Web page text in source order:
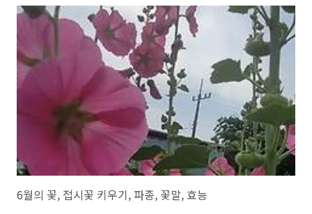
기 때문에 손톱물들이기도 가능하고 꽃은 식용으로 이용도 가능하다. 원
산지가 아프리카이긴 하지만 높은 온도를 오히려 더 못 견디는 식물이다.
한여름 강한 햇볕 아래 내놓으면 한 시간도 안 돼서 고개를 푹 숙여버린
다. 직사광선보다는 반그늘진 곳을 오히려 더 선호한다. 혹여 정원에 심
을 때는 큰 나무 아래나 건물에 그늘진 곳을 찾아 심어야 한다. 물봉선화
라 불릴 정..
6월의 꽃, 접시꽃 키우기, 파종, 꽃말, 효능